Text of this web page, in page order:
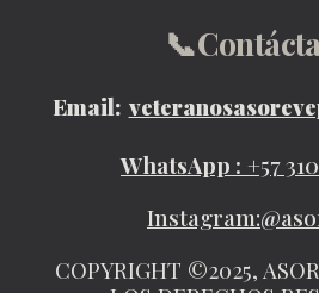
📞
Email:
WhatsApp : +57
COPYRIGHT ©2025,